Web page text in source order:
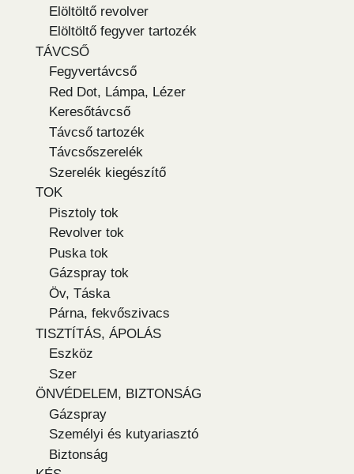
Elöltöltő revolver
Elöltöltő fegyver tartozék
TÁVCSŐ
Fegyvertávcső
Red Dot, Lámpa, Lézer
Keresőtávcső
Távcső tartozék
Távcsőszerelék
Szerelék kiegészítő
TOK
Pisztoly tok
Revolver tok
Puska tok
Gázspray tok
Öv, Táska
Párna, fekvőszivacs
TISZTÍTÁS, ÁPOLÁS
Eszköz
Szer
ÖNVÉDELEM, BIZTONSÁG
Gázspray
Személyi és kutyariasztó
Biztonság